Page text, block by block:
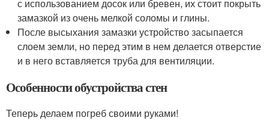
с использованием досок или бревен, их стоит покрыть
замазкой из очень мелкой соломы и глины.
После высыхания замазки устройство засыпается
слоем земли, но перед этим в нем делается отверстие
и в него вставляется труба для вентиляции.
Особенности обустройства стен
Теперь делаем погреб своими руками!